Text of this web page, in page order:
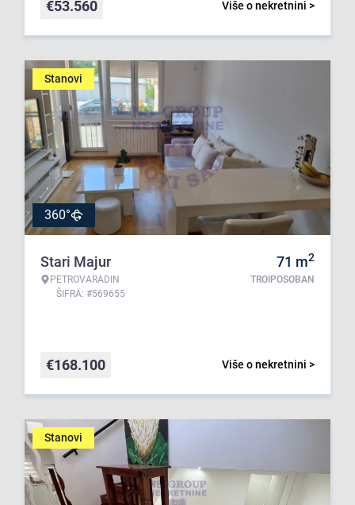
Više o nekretnini >
€53.560
Stanovi
360°
Stari Majur
PETROVARADIN
ŠIFRA: #569655
71 m2
TROIPOSOBAN
Više o nekretnini >
€168.100
Stanovi